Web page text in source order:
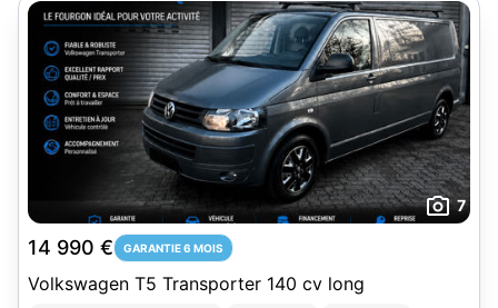
7
14 990 € GARANTIE 6 MOIS
Volkswagen T5 Transporter 140 cv long